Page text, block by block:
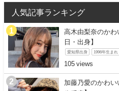
人気記事ランキング
高木由梨奈のかわ
日・出身】
愛知県出身 1996年生まれ
105
加藤乃愛のかわ